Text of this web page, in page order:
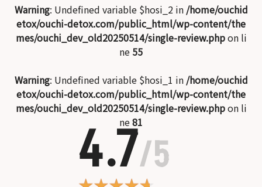
Warning: Undefined variable $hosi_2 in /home/ouchid
etox/ouchi-detox.com/public_html/wp-content/the
mes/ouchi_dev_old20250514/single-review.phpon li
ne 55
Warning: Undefined variable $hosi_1 in /home/ouchid
etox/ouchi-detox.com/public_html/wp-content/the
mes/ouchi_dev_old20250514/single-review.phpon li
ne81
4.7/5